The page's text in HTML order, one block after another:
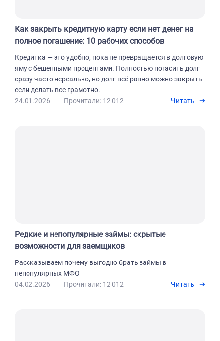
Как закрыть кредитную карту если нет денег на
полное погашение: 10 рабочих способов
Кредитка — это удобно, пока не превращается в долговую
яму с бешенными процентами. Полностью погасить долг
сразу часто нереально, но долг всё равно можно закрыть
если делать все грамотно.
24.01.2026
Прочитали: 12 012 Читать
Редкие и непопулярные займы: скрытые
возможности для заемщиков
Рассказываем почему выгодно брать займы в
непопулярных МФО
04.02.2026
Прочитали: 12 012 Читать